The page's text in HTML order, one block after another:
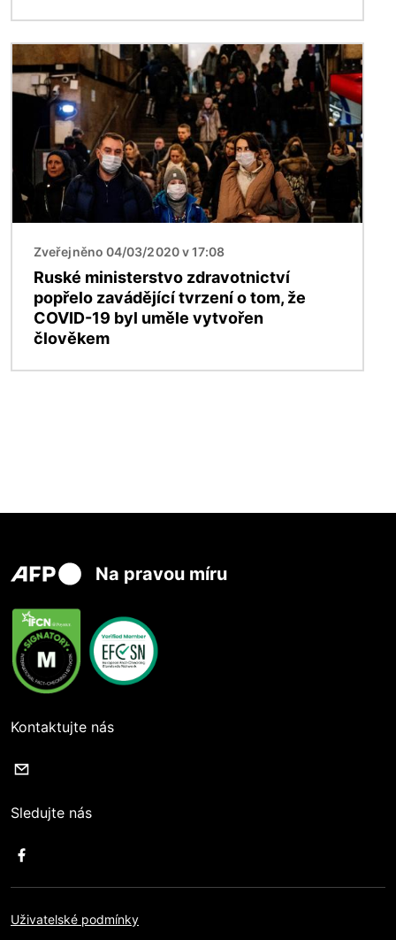
Obrázek
Zveřejněno 04/03/2020 v 17:08
Ruské ministerstvo zdravotnictví
popřelo zavádějící tvrzení o tom, že
COVID-19 byl uměle vytvořen
člověkem
Na pravou míru
Kontaktujte nás
Sledujte nás
Uživatelské podmínky